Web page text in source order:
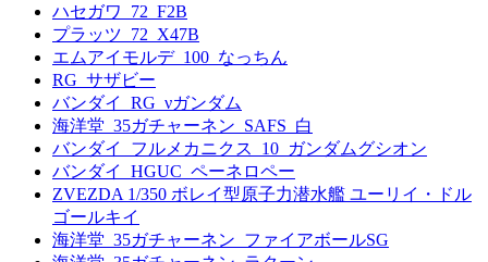
ハセガワ_72_F2B
プラッツ_72_X47B
エムアイモルデ_100_なっちん
RG_サザビー
バンダイ_RG_νガンダム
海洋堂_35ガチャーネン_SAFS_白
バンダイ_フルメカニクス_10_ガンダムグシオン
バンダイ_HGUC_ペーネロペー
ZVEZDA 1/350 ボレイ型原子力潜水艦 ユーリイ・ドル
ゴールキイ
海洋堂_35ガチャーネン_ファイアボールSG